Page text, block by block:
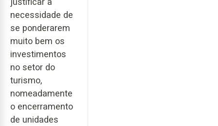
necessidade de
se ponderarem
muito bem os
investimentos
no setor do
turismo,
nomeadamente
o encerramento
de unidades